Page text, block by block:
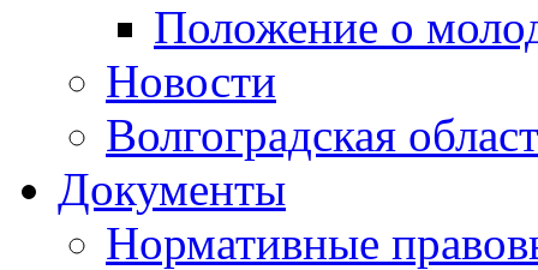
Положение о
Новости
Волгоградская
Документы
Нормативные